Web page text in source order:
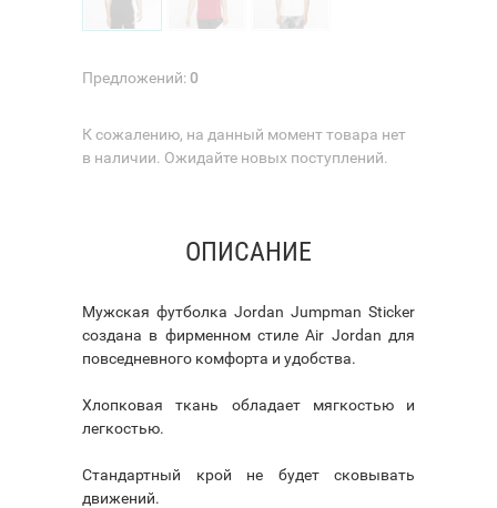
Предложений:0
К сожалению, на данный момент товара нет
в наличии. Ожидайте новых поступлений.
ОПИСАНИЕ
Мужская футболка Jordan Jumpman Sticker
создана в фирменном стиле Air Jordan для
повседневного комфорта и удобства.
Хлопковая ткань обладает мягкостью и
легкостью.
Стандартный крой не будет сковывать
движений.